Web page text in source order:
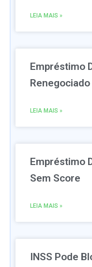
LEIA MAIS »
Empréstimo
Renegociado
LEIA MAIS »
Empréstimo
Sem Score
LEIA MAIS »
INSS Pode